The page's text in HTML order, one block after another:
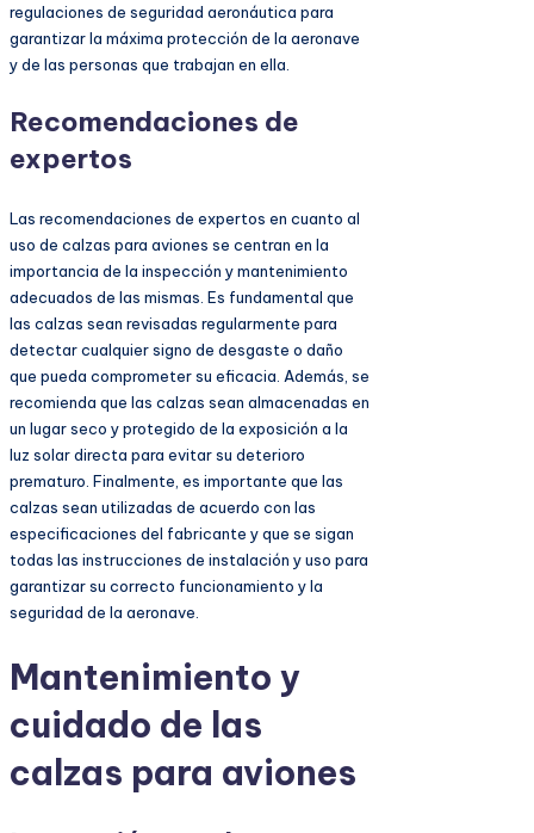
regulaciones de seguridad aeronáutica para
garantizar la máxima protección de la aeronave
y de las personas que trabajan en ella.
Recomendaciones de
expertos
Las recomendaciones de expertos en cuanto al
uso de calzas para aviones se centran en la
importancia de la inspección y mantenimiento
adecuados de las mismas. Es fundamental que
las calzas sean revisadas regularmente para
detectar cualquier signo de desgaste o daño
que pueda comprometer su eficacia. Además, se
recomienda que las calzas sean almacenadas en
un lugar seco y protegido de la exposición a la
luz solar directa para evitar su deterioro
prematuro. Finalmente, es importante que las
calzas sean utilizadas de acuerdo con las
especificaciones del fabricante y que se sigan
todas las instrucciones de instalación y uso para
garantizar su correcto funcionamiento y la
seguridad de la aeronave.
Mantenimiento y
cuidado de las
calzas para aviones